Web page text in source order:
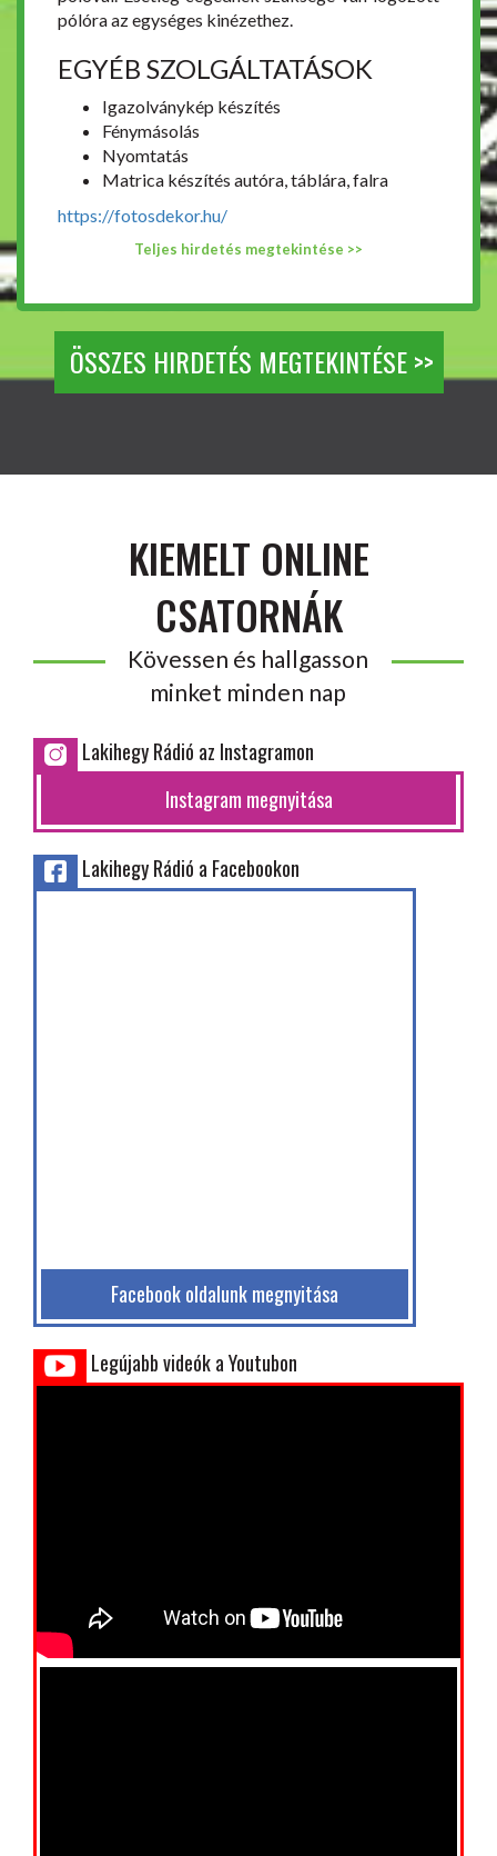
pólóra az egységes kinézethez.
EGYÉB SZOLGÁLTATÁSOK
Igazolványkép készítés
Fénymásolás
Nyomtatás
Matrica készítés autóra, táblára, falra
https://fotosdekor.hu/
Teljes hirdetés megtekintése >>
ÖSSZES HIRDETÉS MEGTEKINTÉSE >>
KIEMELT ONLINE
CSATORNÁK
Kövessen és hallgasson
minket minden nap
Lakihegy Rádió az Instagramon
Instagram megnyitása
Lakihegy Rádió a Facebookon
Facebook oldalunk megnyitása
Legújabb videók a Youtubon